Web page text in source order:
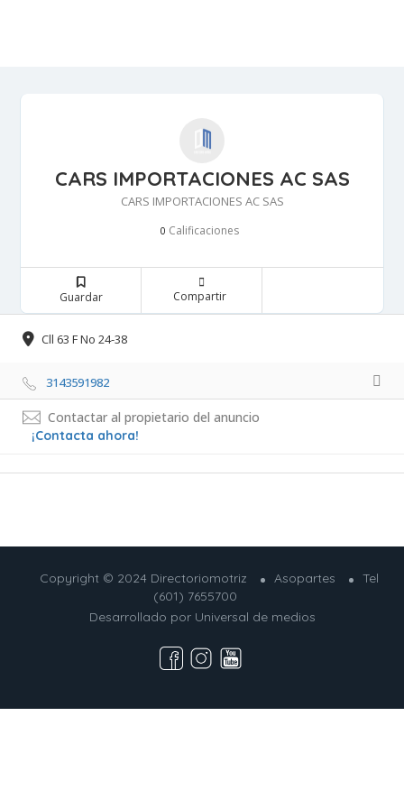
CARS IMPORTACIONES AC SAS
CARS IMPORTACIONES AC SAS
0 Calificaciones
Guardar Compartir
Cll 63 F No 24-38
3143591982
Contactar al propietario del anuncio
¡Contacta ahora!
Copyright © 2024 Directoriomotriz Asopartes
Tel
(601) 7655700
Desarrollado por Universal de medios